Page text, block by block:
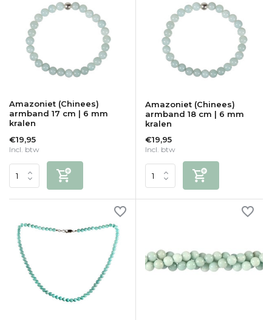
Amazoniet (Chinees)
armband 17 cm | 6 mm
kralen
€19,95
Incl. btw
Amazoniet (Chinees)
armband 18 cm | 6 mm
kralen
€19,95
Incl. btw